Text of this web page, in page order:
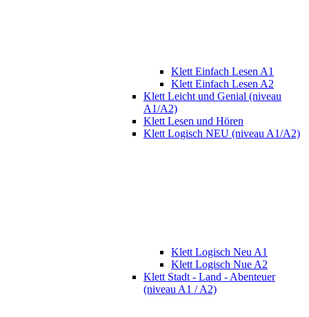
Klett Einfach Lesen A1
Klett Einfach Lesen A2
Klett Leicht und Genial (niveau
A1/A2)
Klett Lesen und Hören
Klett Logisch NEU (niveau A1/A2)
Klett Logisch Neu A1
Klett Logisch Nue A2
Klett Stadt - Land - Abenteuer
(niveau A1 / A2)